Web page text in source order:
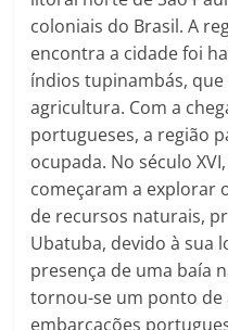
coloniais do Brasil. A
encontra a cidade foi
índios tupinambás, que
agricultura. Com a
portugueses, a região
ocupada. No século
começaram a explorar
de recursos naturais,
Ubatuba, devido à sua
presença de uma baía
tornou-se um ponto de
embarcações